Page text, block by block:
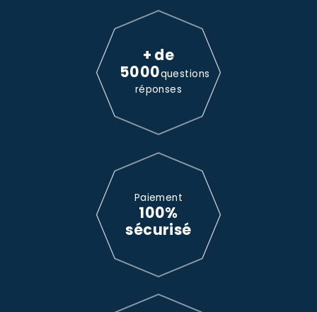
+ de
5000questions
réponses
Paiement
100%
sécurisé